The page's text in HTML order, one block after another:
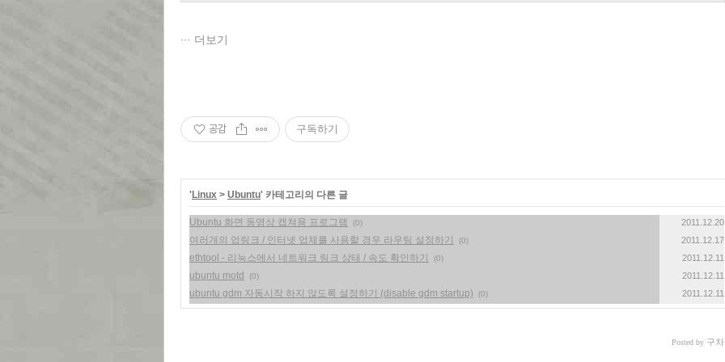
더보기
공감 구독하기
'Linux > Ubuntu' 카테고리의 다른 글
Ubuntu 화면 동영상 캡쳐용 프로그램 (0) 2011.12.20
여러개의 업링크 / 인터넷 업체를 사용할 경우 라우팅 설정하기 (0) 2011.12.17
ethtool - 리눅스에서 네트워크 링크 상태 / 속도 확인하기 (0) 2011.12.11
ubuntu motd (0) 2011.12.11
ubuntu gdm 자동시작 하지 않도록 설정하기 (disable gdm startup) (0) 2011.12.11
Posted by 구